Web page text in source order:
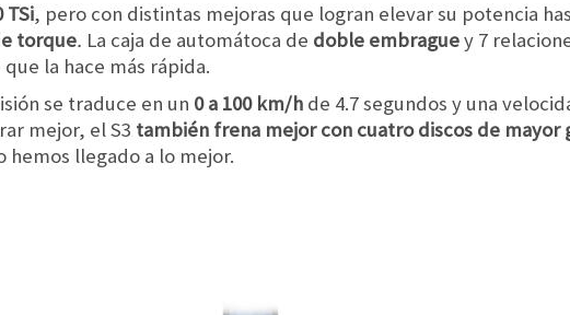
TSi, pero con distintas mejoras que logran elevar su potencia
torque. La caja de automátoca de doble embraguey 7
la hace más rápida.
se traduce en un 0 a 100 km/h de 4.7 segundos y una
mejor, el S3 también frena mejor con cuatro discos de mayor
hemos llegado a lo mejor.